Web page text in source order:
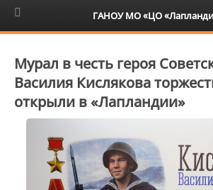
6+
Мурал в честь героя
Василия Кислякова
открыли в «Лапландии»
ГАНОУ МО «ЦО